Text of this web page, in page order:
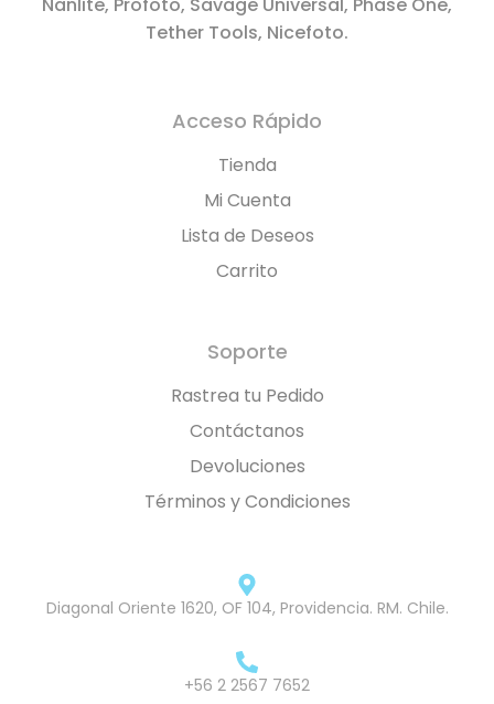
Nanlite, Profoto, Savage Universal, Phase One,
Tether Tools, Nicefoto.
Acceso Rápido
Tienda
Mi Cuenta
Lista de Deseos
Carrito
Soporte
Rastrea tu Pedido
Contáctanos
Devoluciones
Términos y Condiciones
Diagonal Oriente 1620, OF 104, Providencia. RM. Chile.
+56 2 2567 7652